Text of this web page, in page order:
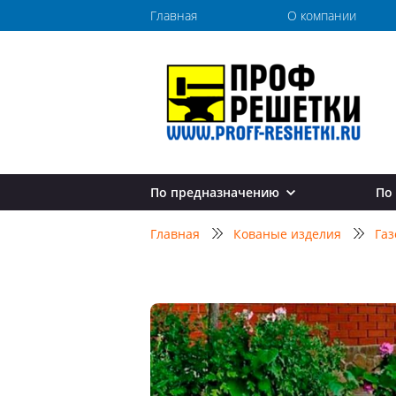
Главная О компании
По предназначению
Перила для лестниц
Перила на дачу
Перила на балкон
Перила для крыльца
Перила для улицы
По
Главная Кованые изделия